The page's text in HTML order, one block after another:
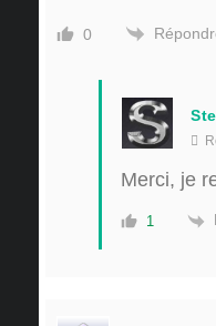
0
Merci, je
1